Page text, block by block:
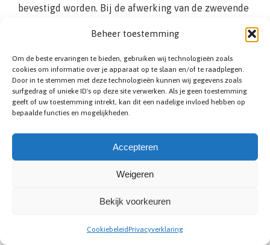
Beheer toestemming
Om de beste ervaringen te bieden, gebruiken wij technologieën zoals
cookies om informatie over je apparaat op te slaan en/of te raadplegen.
Door in te stemmen met deze technologieën kunnen wij gegevens zoals
surfgedrag of unieke ID's op deze site verwerken. Als je geen toestemming
geeft of uw toestemming intrekt, kan dit een nadelige invloed hebben op
bepaalde functies en mogelijkheden.
Accepteren
Weigeren
Bekijk voorkeuren
CookiebeleidPrivacyverklaring
bevestigd worden. Bij de afwerking van de zwevende
beton of natuursteen. Om een minimalistische
uitstraling te creëren, kiest men er vaak bewust om
geen trapleuning te monteren. Wilt u toch graag een
leuning voor de veiligheid? Dan is het alleen
mogelijk aan de muurkant. Daardoor is de zwevende
constructie minder geschikt voor huishoudens met
De prijs ligt hoger dan standaard modellen. Reken op
een minimale prijs vanaf €5.200,-.